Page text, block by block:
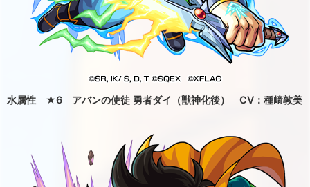
水属性 ★6 アバンの使徒 勇者ダイ（獣神化後） CV：種﨑敦美